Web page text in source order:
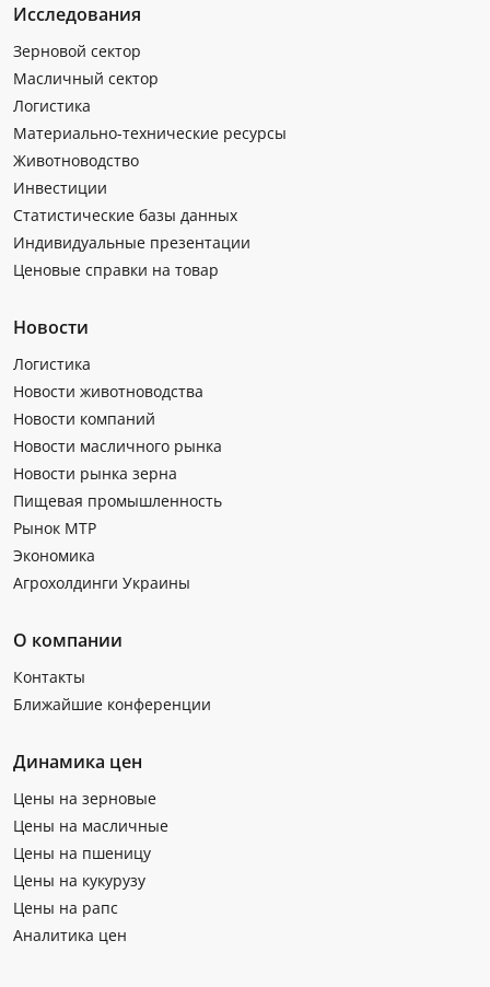
Исследования
Зерновой сектор
Масличный сектор
Логистика
Материально-технические ресурсы
Животноводство
Инвестиции
Статистические базы данных
Индивидуальные презентации
Ценовые справки на товар
Новости
Логистика
Новости животноводства
Новости компаний
Новости масличного рынка
Новости рынка зерна
Пищевая промышленность
Рынок МТР
Экономика
Агрохолдинги Украины
О компании
Контакты
Ближайшие конференции
Динамика цен
Цены на зерновые
Цены на масличные
Цены на пшеницу
Цены на кукурузу
Цены на рапс
Аналитика цен